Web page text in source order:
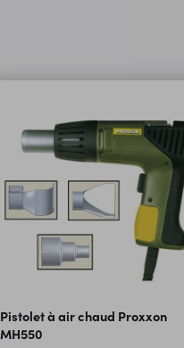
Pistolet à air chaud Proxxon
MH550